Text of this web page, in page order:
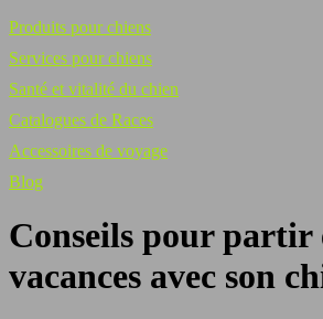
Produits pour chiens
Services pour chiens
Santé et vitalité du chien
Catalogues de Races
Accessoires de voyage
Blog
Conseils pour partir
vacances avec son